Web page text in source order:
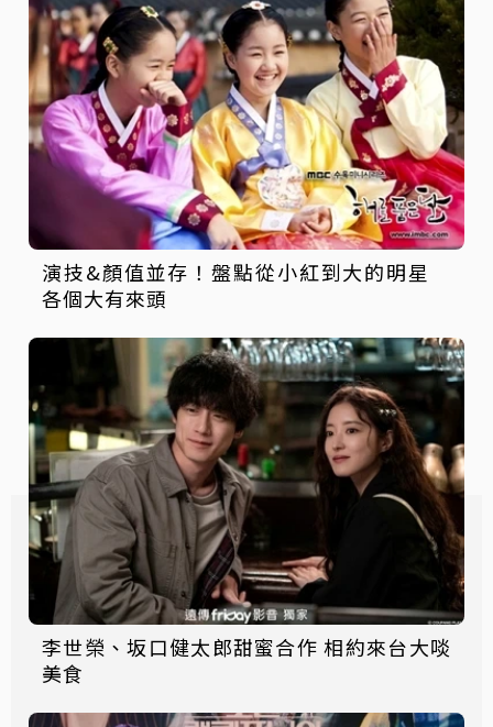
演技&顏值並存！盤點從小紅到大的明星
各個大有來頭
李世榮、坂口健太郎甜蜜合作 相約來台大啖
美食